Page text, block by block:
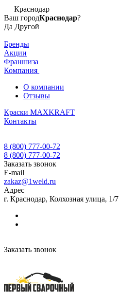
Краснодар
Ваш городКраснодар?
Да Другой
Бренды
Акции
Франшиза
Компания
О компании
Отзывы
Краски MAXKRAFT
Контакты
8 (800) 777-00-72
8 (800) 777-00-72
Заказать звонок
E-mail
zakaz@1weld.ru
Адрес
г. Краснодар, Колхозная улица, 1/7
Заказать звонок